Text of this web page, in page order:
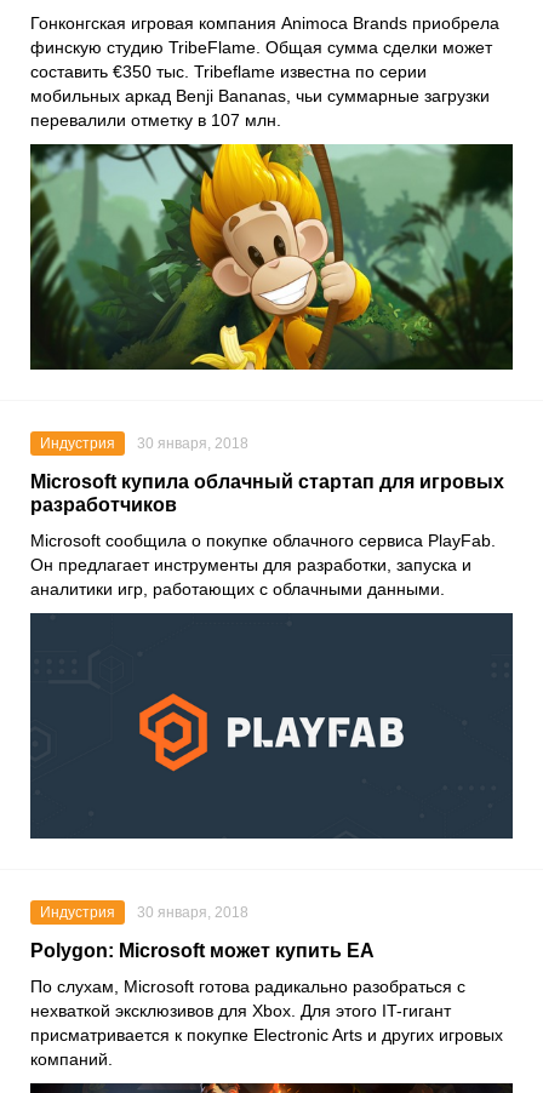
Гонконгская игровая компания Animoca Brands приобрела
финскую студию TribeFlame. Общая сумма сделки может
составить €350 тыс. Tribeflame известна по серии
мобильных аркад Benji Bananas, чьи суммарные загрузки
перевалили отметку в 107 млн.
Индустрия 30 января, 2018
Microsoft купила облачный стартап для игровых
разработчиков
Microsoft сообщила о покупке облачного сервиса PlayFab
Он предлагает инструменты для разработки, запуска и
аналитики игр, работающих с облачными данными.
Индустрия 30 января, 2018
Polygon: Microsoft может купить EA
По слухам, Microsoft готова радикально разобраться с
нехваткой эксклюзивов для Xbox . Для этого IT-гигант
присматривается к покупке Electronic Arts и других игровых
компаний.